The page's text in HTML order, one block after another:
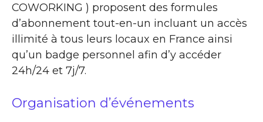
COWORKING ) proposent des formules
d’abonnement tout-en-un incluant un accès
illimité à tous leurs locaux en France ainsi
qu’un badge personnel afin d’y accéder
24h/24 et 7j/7.
Organisation d’événements